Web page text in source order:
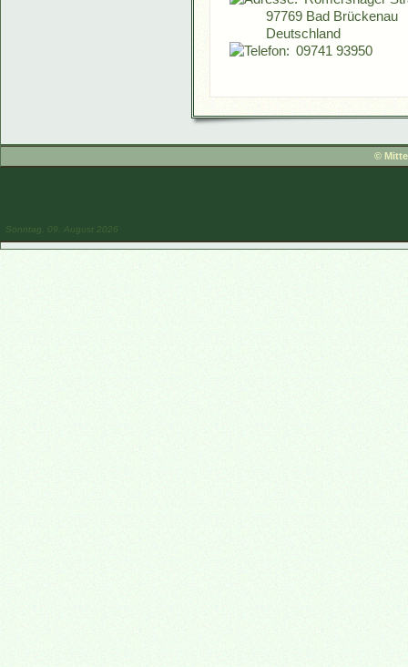
97769 Bad Brückenau
Deutschland
09741 93950
©
Sonntag, 09. August 2026